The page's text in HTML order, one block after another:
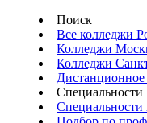
Поиск
Все колледжи
Колледжи
Колледжи
Дистанционное
Специальности
Специальности